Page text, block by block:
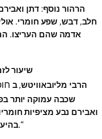
הרהור נוסף: דתן
חלב, דבש, שפע חומרי.
אדמה שהם העריצו.
שיעור
הרבי מליובאוויטש, ב
שכבה עמוקה יותר
ואבירם נבע מציפיות
בהיעדר "ארץ זבת חלב ודבש" המובטחת.“